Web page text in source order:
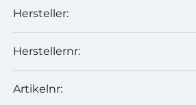
Hersteller:
Herstellernr:
Artikelnr: